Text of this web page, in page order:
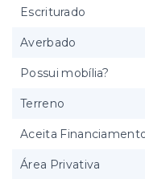
Escriturado
Averbado
Possui mobília?
Terreno
Aceita
Área Privativa